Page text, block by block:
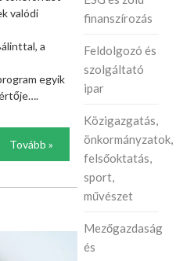
valódi
a
egyik
Tovább »
finanszírozás
Feldolgozó és
szolgáltató
ipar
Közigazgatás,
önkormányzatok,
felsőoktatás,
sport,
művészet
Mezőgazdaság
és